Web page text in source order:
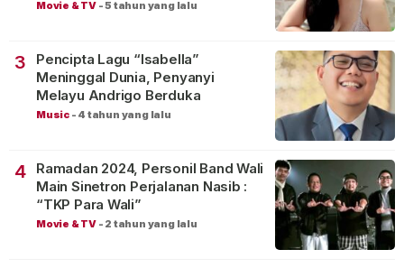
Movie & TV -5 tahun yang lalu
3
Pencipta Lagu “Isabella”
Meninggal Dunia, Penyanyi
Melayu Andrigo Berduka
Music - 4 tahun yang lalu
4
Ramadan 2024, Personil Band Wali
Main Sinetron Perjalanan Nasib :
“TKP Para Wali”
Movie & TV - 2 tahun yang lalu